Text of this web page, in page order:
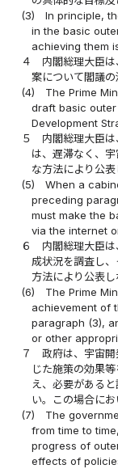
(3)
In principle,
in the basic
achieving them
４
内閣総理大臣
案について閣議の
(4)
The Prime
draft basic
Development
５
内閣総理大臣
は、遅滞なく、
な方法により公表
(5)
When a
preceding
must make the
via the internet
６
内閣総理大臣
成状況を調査し
方法により公表し
(6)
The Prime
achievement of
paragraph (3),
or other
７
政府は、宇宙
じた施策の効果
え、必要がある
い。この場合に
(7)
The
from time to
progress of
effects of